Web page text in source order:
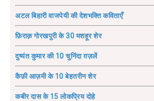
अटल बिहारी वाजपेयी की देशभक्ति कविताएँ
फ़िराक़ गोरखपुरी के 30 मशहूर शेर
दुष्यंत कुमार की 10 चुनिंदा ग़ज़लें
कैफ़ी आज़मी के 10 बेहतरीन शेर
कबीर दास के 15 लोकप्रिय दोहे